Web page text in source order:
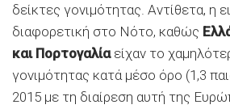
δείκτες γονιμότητας. Αντίθετα, η
διαφορετική στο Νότο, καθώς
και Πορτογαλίαείχαν το
γονιμότητας κατά μέσο όρο (1,3
2015 με τη διαίρεση αυτή της